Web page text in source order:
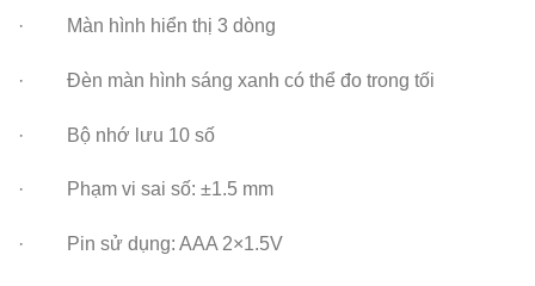
· Màn hình hiển thị 3 dòng
· Đèn màn hình sáng xanh có thể đo trong tối
· Bộ nhớ lưu 10 số
· Phạm vi sai số: ±1.5 mm
· Pin sử dụng: AAA 2×1.5V